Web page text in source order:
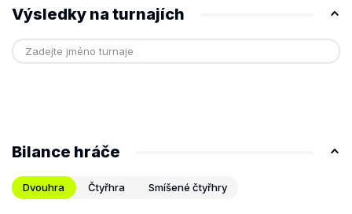
Výsledky na turnajích
Bilance hráče
Dvouhra Čtyřhra Smíšené čtyřhry